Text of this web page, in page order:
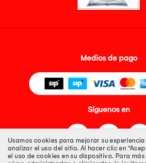
Medios de pago
Síguenos en
Usamos cookies para mejorar su
analizar el uso del sitio. Al hacer clic en
el uso de cookies en su dispositivo. Para